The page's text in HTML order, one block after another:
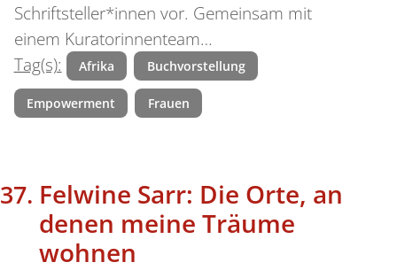
Schriftsteller*innen vor. Gemeinsam mit
einem Kuratorinnenteam…
Tag(s):
Afrika Buchvorstellung
Empowerment Frauen
Felwine Sarr: Die Orte, an
denen meine Träume
wohnen